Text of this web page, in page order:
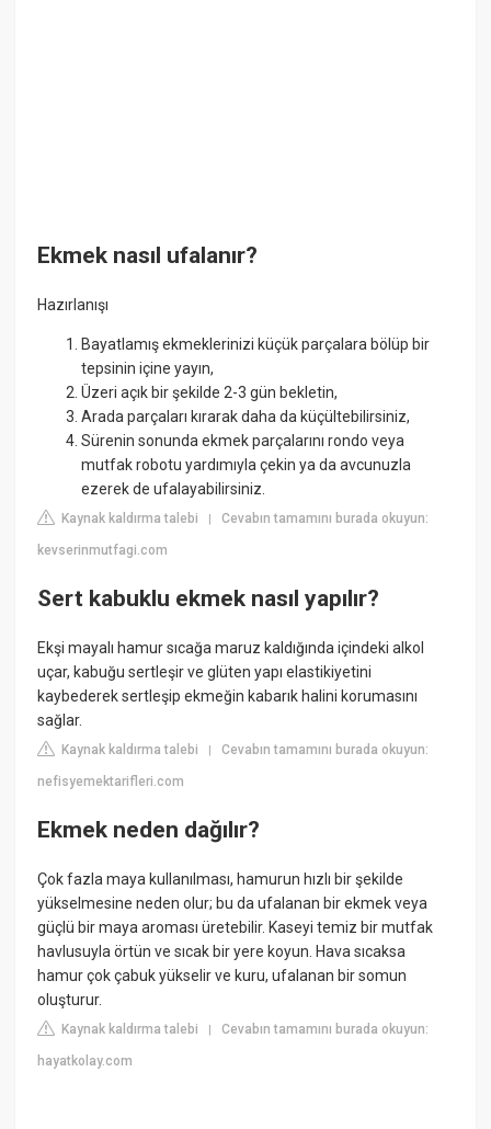
Ekmek nasıl ufalanır?
Hazırlanışı
Bayatlamış ekmeklerinizi küçük parçalara bölüp bir
tepsinin içine yayın,
Üzeri açık bir şekilde 2-3 gün bekletin,
Arada parçaları kırarak daha da küçültebilirsiniz,
Sürenin sonunda ekmek parçalarını rondo veya
mutfak robotu yardımıyla çekin ya da avcunuzla
ezerek de ufalayabilirsiniz.
Kaynak kaldırma talebi |Cevabın tamamını burada okuyun:
kevserinmutfagi.com
Sert kabuklu ekmek nasıl yapılır?
Ekşi mayalı hamur sıcağa maruz kaldığında içindeki alkol
uçar, kabuğu sertleşir ve glüten yapı elastikiyetini
kaybederek sertleşip ekmeğin kabarık halini korumasını
sağlar.
Kaynak kaldırma talebi |Cevabın tamamını burada okuyun:
nefisyemektarifleri.com
Ekmek neden dağılır?
Çok fazla maya kullanılması, hamurun hızlı bir şekilde
yükselmesine neden olur; bu da ufalanan bir ekmek veya
güçlü bir maya aroması üretebilir. Kaseyi temiz bir mutfak
havlusuyla örtün ve sıcak bir yere koyun. Hava sıcaksa
hamur çok çabuk yükselir ve kuru, ufalanan bir somun
oluşturur.
Kaynak kaldırma talebi |Cevabın tamamını burada okuyun:
hayatkolay.com